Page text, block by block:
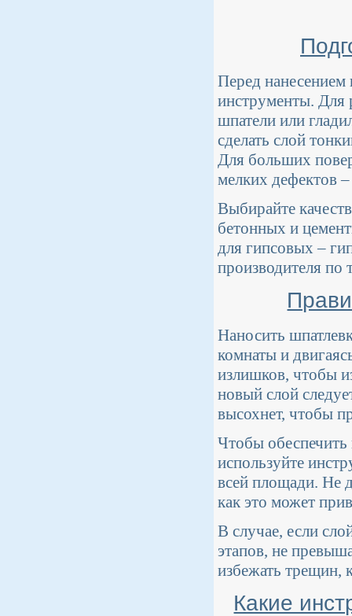
Перед нанесением
инструменты. Для
шпатели или
сделать слой
Для больших
мелких дефектов
Выбирайте
бетонных и
для гипсовых –
производителя по
Наносить
комнаты и
излишков, чтобы
новый слой
высохнет, чтобы
Чтобы обеспечить
используйте
всей площади. Не
как это может
В случае, если
этапов, не
избежать трещин,
Какие